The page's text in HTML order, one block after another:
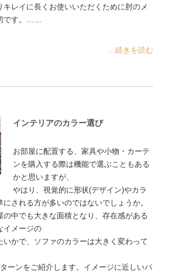
キレイに長くお使いいただくために肘のメ
です。……
...続きを読む
インテリアのカラー選び
お部屋に配置する、家具や小物・カーテ
ンを購入する際は機能で選ぶこともある
かと思いますが、
やはり、視覚的に形状(デザイン)やカラ
にされる方が多いのではないでしょうか。
の中でも大きな面積となり、存在感がある
イメージの
いかで、ソファのカラーは大きく変わって
ーンをご紹介します。イメージに近しいパ